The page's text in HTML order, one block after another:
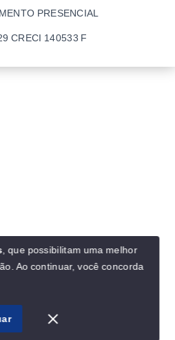
IMÓVEIS - Todos os
PRESENCIAL
CRECI 140533 F
, que possibilitam uma melhor
Ao continuar, você concorda